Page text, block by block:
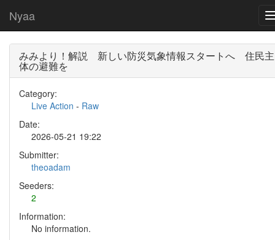
Nyaa
みみより！解説 新しい防災気象情報スタートへ 住民主
体の避難を
Category:
Live Action - Raw
Date:
2026-05-21 19:22
Submitter:
theoadam
Seeders:
2
Information:
No information.